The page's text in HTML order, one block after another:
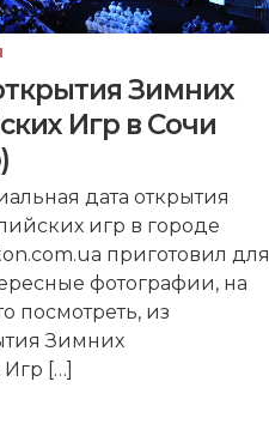
Зимних
Игр в Сочи
дата открытия
игр в городе
приготовил для
фотографии, на
посмотреть, из
Зимних
[…]